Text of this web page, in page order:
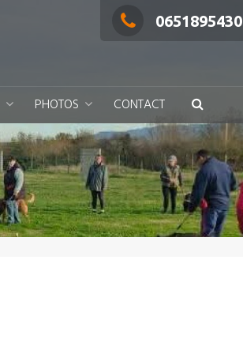
0651895430
PHOTOS CONTACT